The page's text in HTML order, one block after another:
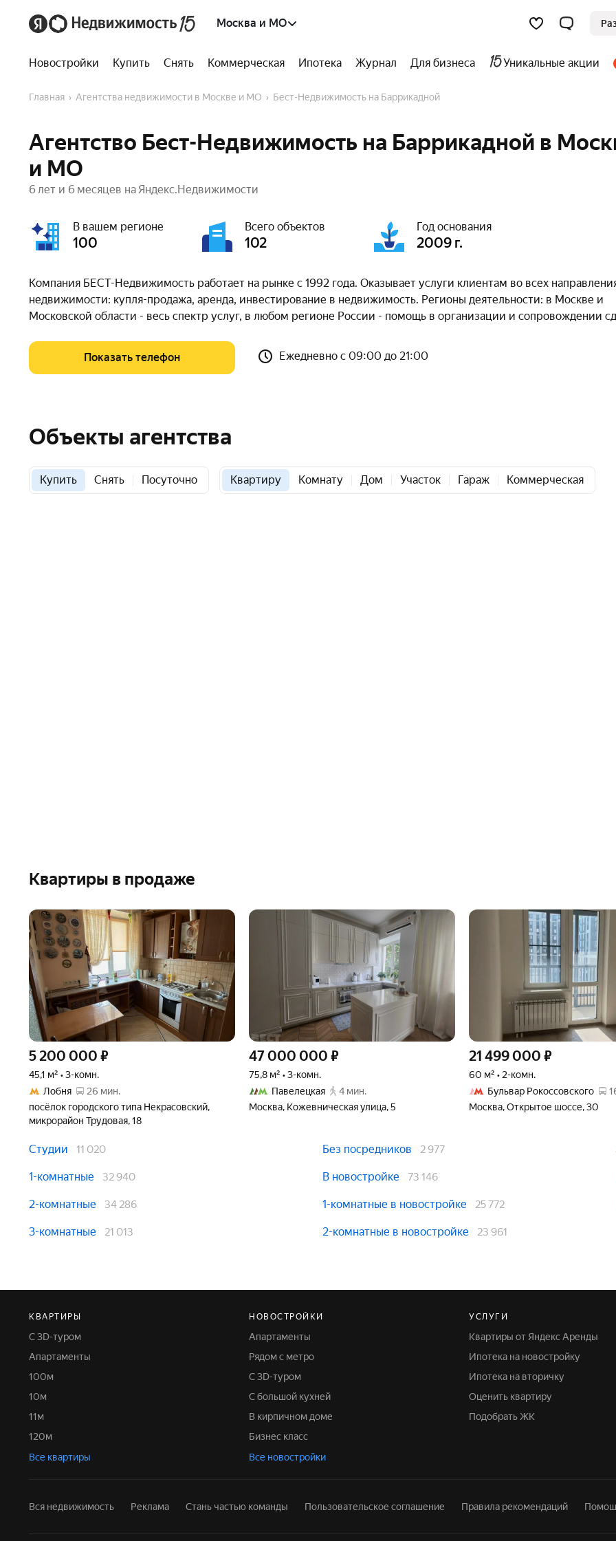
Москва и МО
Новостройки Купить Снять Коммерческая Ипотека Журнал Для бизнеса Уникальные акции
Главная Агентства недвижимости в Москве и МО Бест-Недвижимость на Баррикадной
Агентство Бест-Недвижимость на Баррикадной в
и МО
6 лет и 6 месяцев на Яндекс.Недвижимости
В вашем регионе
100
Всего объектов
102
Год основания
2009 г.
Компания БЕСТ-Недвижимость работает на рынке с 1992 года. Оказывает услуги клиентам во всех
недвижимости: купля-продажа, аренда, инвестирование в недвижимость. Регионы деятельности: в Москве и
Московской области - весь спектр услуг, в любом регионе России - помощь в организации и сопровождении
Показать телефон Ежедневно с 09:00 до 21:00
Объекты агентства
Купить Снять Посуточно Квартиру Комнату Дом Участок Гараж Коммерческая
Квартиры в продаже
5 200 000 ₽
45,1 м² • 3-комн.
Лобня
26 мин.
посёлок городского типа Некрасовский,
микрорайон Трудовая, 18
47 000 000 ₽
75,8 м² • 3-комн.
Павелецкая
4 мин.
Москва, Кожевническая улица, 5
21 499 000 ₽
60 м² • 2-комн.
Бульвар Рокоссовского
Москва, Открытое шоссе, 30
Студии 11 020
1-комнатные 32 940
2-комнатные 34 286
3-комнатные 21 013
Без посредников 2 977
В новостройке 73 146
1-комнатные в новостройке 25 772
2-комнатные в новостройке 23 961
КВАРТИРЫ
С 3D-туром
Апартаменты
100м
10м
11м
120м
Все квартиры
НОВОСТРОЙКИ
Апартаменты
Рядом с метро
С 3D-туром
С большой кухней
В кирпичном доме
Бизнес класс
Все новостройки
УСЛУГИ
Квартиры от Яндекс Аренды
Ипотека на новостройку
Ипотека на вторичку
Оценить квартиру
Подобрать ЖК
Вся недвижимость Реклама Стань частью команды Пользовательское соглашение Правила рекомендаций